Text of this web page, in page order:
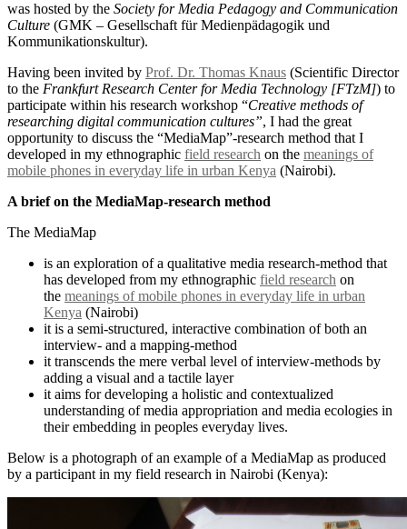
was hosted by the Society for Media Pedagogy and Communication
Culture (GMK – Gesellschaft für Medienpädagogik und
Kommunikationskultur).
Having been invited by Prof. Dr. Thomas Knaus (Scientific Director
to the Frankfurt Research Center for Media Technology [FTzM]) to
participate within his research workshop “Creative methods of
researching digital communication cultures”, I had the great
opportunity to discuss the “MediaMap”-research method that I
developed in my ethnographic field research on the meanings of
mobile phones in everyday life in urban Kenya (Nairobi).
A brief on the MediaMap-research method
The MediaMap
is an exploration of a qualitative media research-method that
has developed from my ethnographic field research on
the meanings of mobile phones in everyday life in urban
Kenya (Nairobi)
it is a semi-structured, interactive combination of both an
interview- and a mapping-method
it transcends the mere verbal level of interview-methods by
adding a visual and a tactile layer
it aims for developing a holistic and contextualized
understanding of media appropriation and media ecologies in
their embedding in peoples everyday lives.
Below is a photograph of an example of a MediaMap as produced
by a participant in my field research in Nairobi (Kenya):